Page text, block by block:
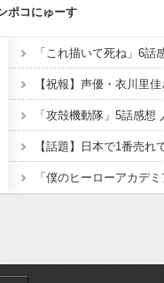
ポコにゅーす